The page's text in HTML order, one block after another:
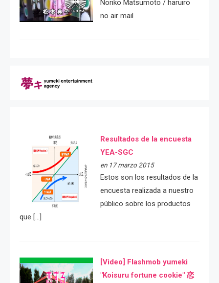
Noriko Matsumoto / haruiro
no air mail
Resultados de la encuesta
YEA-SGC
en 17 marzo 2015
Estos son los resultados de la
encuesta realizada a nuestro
público sobre los productos
que […]
[Video] Flashmob yumeki
"Koisuru fortune cookie" 恋